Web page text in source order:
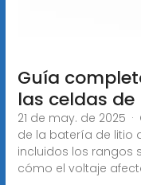
Guía
las celdas
21 de may. de 2025
de la batería de litio
incluidos los rangos
cómo el voltaje